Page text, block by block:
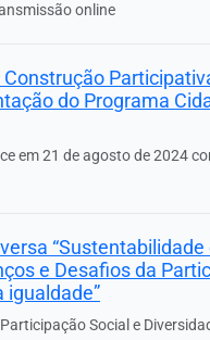
online
Construção
do Programa
em 21 de agosto de 2024
“Sustentabilidade
e Desafios da
igualdade”
Social e